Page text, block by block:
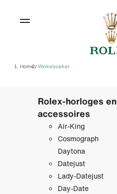
Home/ Winkelzoeker
Rolex-horloges en
accessoires
Air-King
Cosmograph
Daytona
Datejust
Lady-Datejust
Day-Date